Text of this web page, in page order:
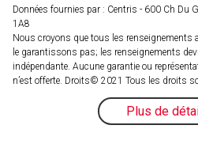
Données fournies par : Centris - 600 Ch Du
1A8
Nous croyons que tous les renseignements
le garantissons pas; les renseignements
indépendante. Aucune garantie ou
n’est offerte. Droits© 2021 Tous les droits
Plus de